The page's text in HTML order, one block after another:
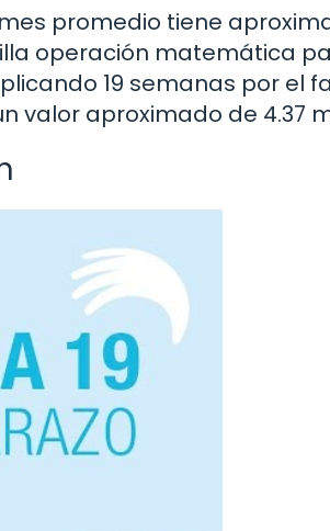
promedio tiene
operación matemática
19 semanas por el
valor aproximado de 4.37